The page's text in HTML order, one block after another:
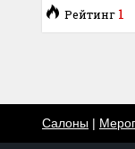
Рейтинг 1
Салоны |